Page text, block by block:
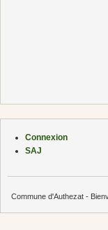
Connexion
SAJ
Commune d'Authezat -